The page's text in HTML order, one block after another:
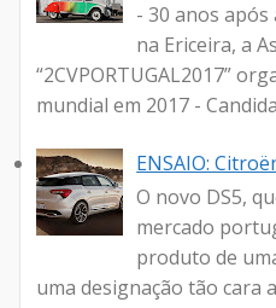
- 30 anos
na Ericeira, a
“2CVPORTUGAL2017”
mundial em 2017 -
ENSAIO:
O novo DS5,
mercado
produto de
uma designação tão cara